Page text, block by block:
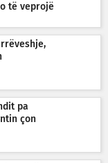
të veprojë
pa
çon